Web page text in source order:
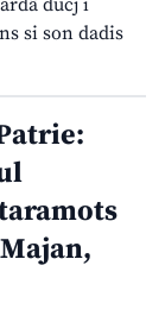
ducj i
si son dadis